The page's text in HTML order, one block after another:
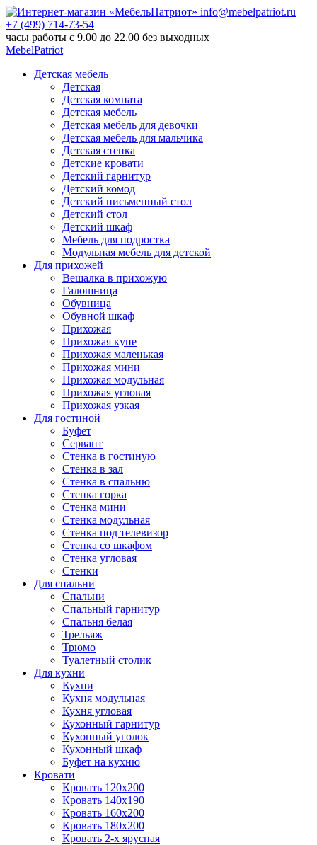
info@mebelpatriot.ru
+7 (499) 714-73-54
часы работы с 9.00 до 22.00 без выходных
MebelPatriot
Детская мебель
Детская
Детская комната
Детская мебель
Детская мебель для девочки
Детская мебель для мальчика
Детская стенка
Детские кровати
Детский гарнитур
Детский комод
Детский письменный стол
Детский стол
Детский шкаф
Мебель для подростка
Модульная мебель для детской
Для прихожей
Вешалка в прихожую
Галошница
Обувница
Обувной шкаф
Прихожая
Прихожая купе
Прихожая маленькая
Прихожая мини
Прихожая модульная
Прихожая угловая
Прихожая узкая
Для гостиной
Буфет
Сервант
Стенка в гостиную
Стенка в зал
Стенка в спальню
Стенка горка
Стенка мини
Стенка модульная
Стенка под телевизор
Стенка со шкафом
Стенка угловая
Стенки
Для спальни
Спальни
Спальный гарнитур
Спальня белая
Трельяж
Трюмо
Туалетный столик
Для кухни
Кухни
Кухня модульная
Кухня угловая
Кухонный гарнитур
Кухонный уголок
Кухонный шкаф
Буфет на кухню
Кровати
Кровать 120х200
Кровать 140х190
Кровать 160х200
Кровать 180х200
Кровать 2-х ярусная